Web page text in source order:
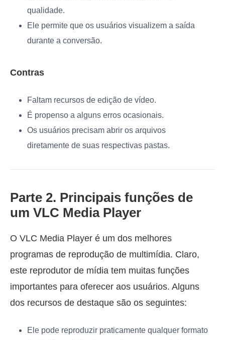
qualidade.
Ele permite que os usuários visualizem a saída
durante a conversão.
Contras
Faltam recursos de edição de vídeo.
É propenso a alguns erros ocasionais.
Os usuários precisam abrir os arquivos
diretamente de suas respectivas pastas.
Parte 2. Principais funções de
um VLC Media Player
O VLC Media Player é um dos melhores
programas de reprodução de multimídia. Claro,
este reprodutor de mídia tem muitas funções
importantes para oferecer aos usuários. Alguns
dos recursos de destaque são os seguintes:
Ele pode reproduzir praticamente qualquer formato